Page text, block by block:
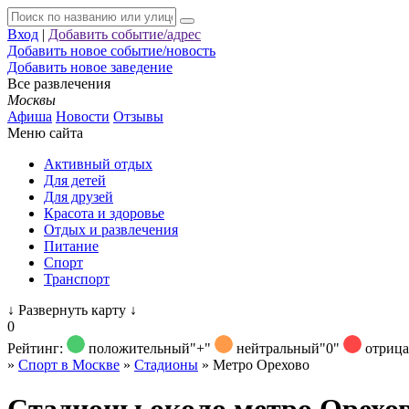
Вход | Добавить событие/адрес
Добавить новое событие/новость
Добавить новое заведение
Все развлечения
Москвы
Афиша Новости Отзывы
Меню сайта
Активный отдых
Для детей
Для друзей
Красота и здоровье
Отдых и развлечения
Питание
Спорт
Транспорт
↓ Развернуть карту ↓
0
Рейтинг:
положительный"+" нейтральный"0"
» Спорт в Москве » Стадионы » Метро Орехово